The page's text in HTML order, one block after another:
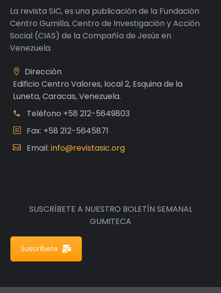
La revista SIC, es una publicación de la Fundación
Centro Gumilla, Centro de Investigación y Acción
Social (CIAS) de la Compañía de Jesús en
Venezuela.
Dirección
Edificio Centro Valores, local 2, Esquina de la
Luneta, Caracas, Venezuela.
Teléfono +58 212-5649803
Fax: +58 212-5645871
Email: info@revistasic.org
SUSCRÍBETE A NUESTRO BOLETÍN SEMANAL
GUMITECA
Suscríbete